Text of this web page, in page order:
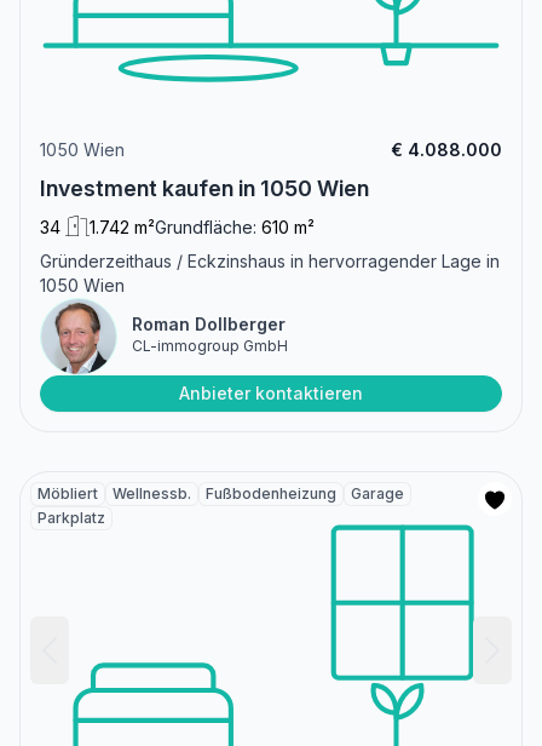
1050 Wien € 4.088.000
Investment kaufen in 1050 Wien
34 1.742 m²Grundfläche: 610 m²
Gründerzeithaus / Eckzinshaus in hervorragender Lage in
1050 Wien
Roman Dollberger
CL-immogroup GmbH
Anbieter kontaktieren
Möbliert Wellnessb. Fußbodenheizung
Garage
Parkplatz